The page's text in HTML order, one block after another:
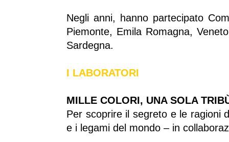
Negli anni, hanno partecipato
Piemonte, Emila Romagna,
Sardegna.
I LABORATORI
MILLE COLORI, UNA SOLA
Per scoprire il segreto e le ragioni
e i legami del mondo – in